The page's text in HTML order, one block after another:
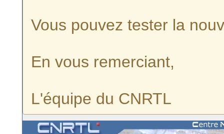
Vous pouvez tester la
En vous remerciant,
L'équipe du CNRTL